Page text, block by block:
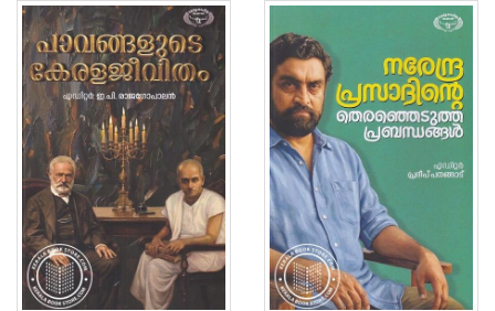
5
4
3
2
1 5
4
3
2
1